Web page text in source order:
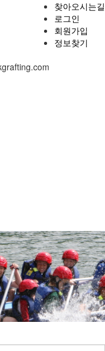
찾아오시는길
로그인
회원가입
정보찾기